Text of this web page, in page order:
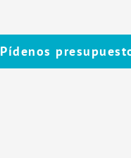
Pídenos